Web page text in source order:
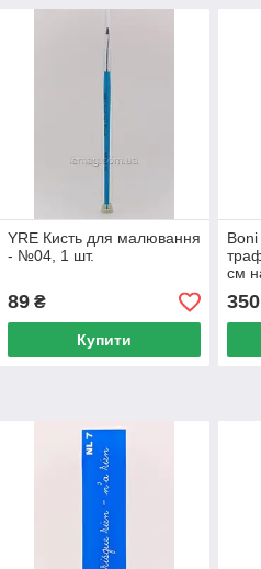
YRE Кисть для малювання
- №04, 1 шт.
89₴
Купити
см
350